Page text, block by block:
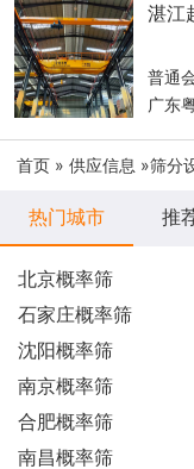
湛江
普通
广东
首页 » 供应信息 »筛分
热门城市 推
北京概率筛
石家庄概率筛
沈阳概率筛
南京概率筛
合肥概率筛
南昌概率筛